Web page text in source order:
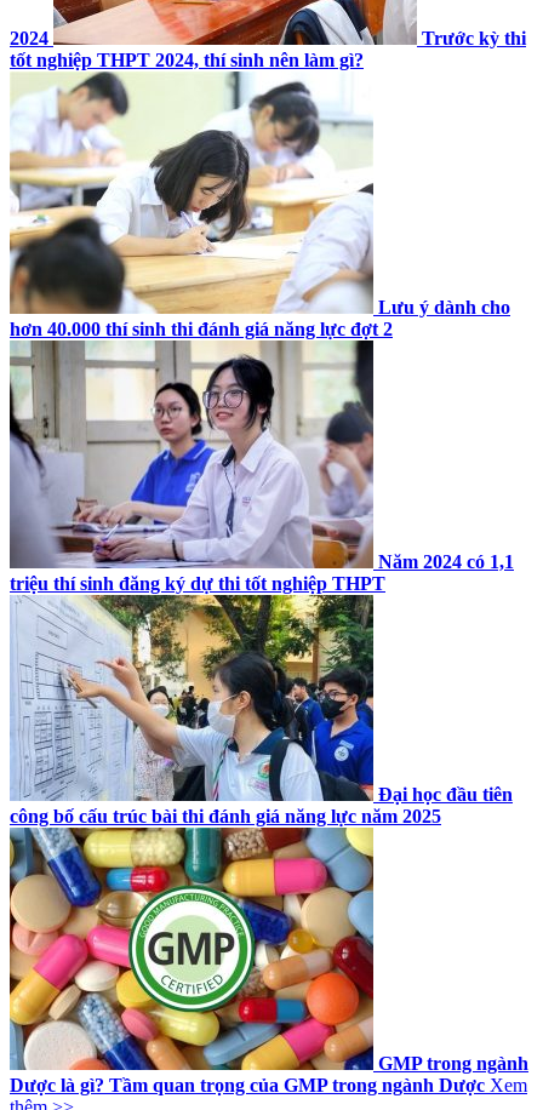
2024
Trước kỳ thi
tốt nghiệp THPT 2024, thí sinh nên làm gì?
Lưu ý dành cho
hơn 40.000 thí sinh thi đánh giá năng lực đợt 2
Năm 2024 có 1,1
triệu thí sinh đăng ký dự thi tốt nghiệp THPT
Đại học đầu tiên
công bố cấu trúc bài thi đánh giá năng lực năm 2025
GMP trong ngành
Dược là gì? Tầm quan trọng của GMP trong ngành Dược Xem